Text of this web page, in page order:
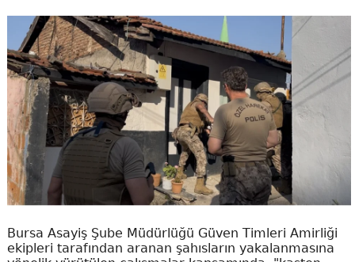
Bursa Asayiş Şube Müdürlüğü Güven Timleri Amirliği
ekipleri tarafından aranan şahısların yakalanmasına